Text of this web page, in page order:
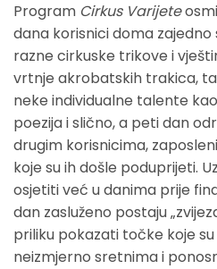
Program Cirkus Varijete
dana korisnici doma zajedno
razne cirkuske trikove i
vrtnje akrobatskih trakica,
neke individualne talente
poezija i slično, a peti dan
drugim korisnicima,
koje su ih došle poduprijeti.
osjetiti već u danima prije
dan zasluženo postaju
priliku pokazati točke koje
neizmjerno sretnima i